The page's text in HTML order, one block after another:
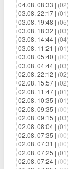
04.08. 08:33 | (02)
03.08. 22:17 | (01)
03.08. 19:48 | (05)
03.08. 18:32 | (03)
03.08. 14:44 | (04)
03.08. 11:21 | (01)
03.08. 05:40 | (00)
03.08. 04:44 | (03)
02.08. 22:12 | (02)
02.08. 15:57 | (02)
02.08. 11:47 | (01)
02.08. 10:35 | (01)
02.08. 09:35 | (00)
02.08. 09:15 | (03)
02.08. 08:04 | (01)
02.08. 07:35 | (00)
02.08. 07:31 | (00)
02.08. 07:25 | (01)
02.08. 07:24 | (00)